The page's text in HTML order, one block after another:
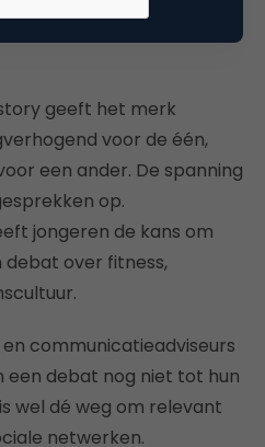
geeft het merk
voor de één,
een ander. De spanning
op.
jongeren de kans om
debat over fitness,
communicatieadviseurs
een debat nog niet tot hun
wel dé weg om relevant
netwerken.